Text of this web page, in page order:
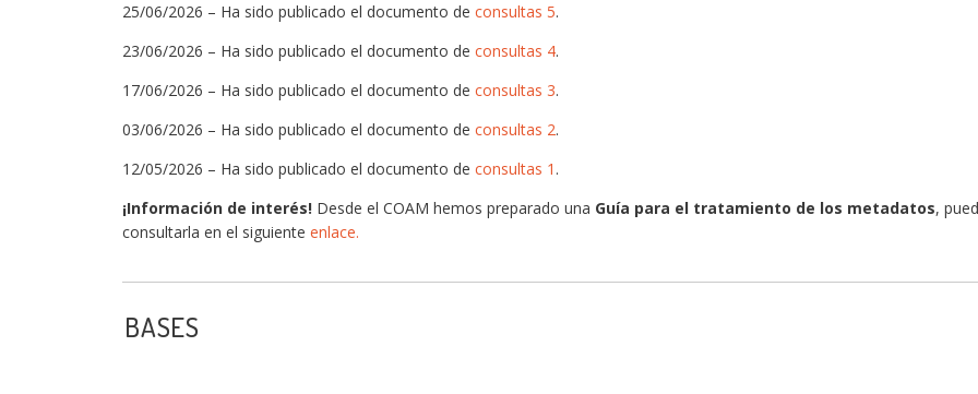
25/06/2026 – Ha sido publicado el documento de consultas 5.
23/06/2026 – Ha sido publicado el documento de consultas 4.
17/06/2026 – Ha sido publicado el documento de consultas 3.
03/06/2026 – Ha sido publicado el documento de consultas 2.
12/05/2026 – Ha sido publicado el documento de consultas 1 .
¡Información de interés! Desde el COAM hemos preparado una Guía para el tratamiento de los metadatos,
consultarla en el siguiente enlace.
BASES